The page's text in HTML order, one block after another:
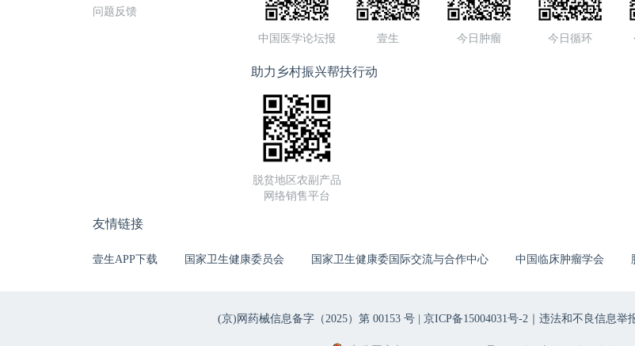
问题反馈
中国医学论坛报 壹生 今日肿瘤 今日循环
助力乡村振兴帮扶行动
脱贫地区农副产品
网络销售平台
友情链接
壹生APP下载 国家卫生健康委员会 国家卫生健康委国际交流与合作中心 中国临床肿瘤学会
(京)网药械信息备字（2025）第 00153 号 | 京ICP备15004031号-2 ｜违法和不良信息举